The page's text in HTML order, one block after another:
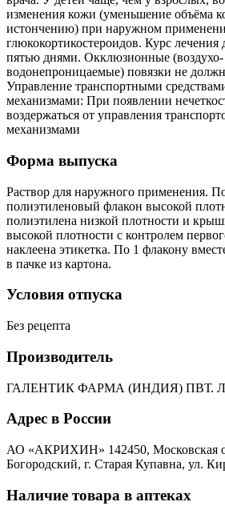
изменения кожи (уменьшение объёма
истончению) при наружном
глюкокортикостероидов. Курс лечения
пятью днями. Окклюзионные
водонепроницаемые) повязки не
Управление транспортными
механизмами: При появлении
воздержаться от управления
механизмами
Форма выпуска
Раствор для наружного применения.
полиэтиленовый флакон высокой
полиэтилена низкой плотности и
высокой плотности с контролем
наклеена этикетка. По 1 флакону
в пачке из картона.
Условия отпуска
Без рецепта
Производитель
ГАЛЕНТИК ФАРМА (ИНДИЯ) ПВТ.
Адрес в России
АО «АКРИХИН» 142450, Московская
Богородский, г. Старая Купавна, ул.
Наличие товара в аптеках